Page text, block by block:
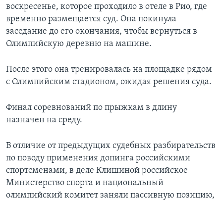
воскресенье, которое проходило в отеле в Рио, где
временно размещается суд. Она покинула
заседание до его окончания, чтобы вернуться в
Олимпийскую деревню на машине.
После этого она тренировалась на площадке рядом
с Олимпийским стадионом, ожидая решения суда.
Финал соревнований по прыжкам в длину
назначен на среду.
В отличие от предыдущих судебных разбирательств
по поводу применения допинга российскими
спортсменами, в деле Клишиной российское
Министерство спорта и национальный
олимпийский комитет заняли пассивную позицию,